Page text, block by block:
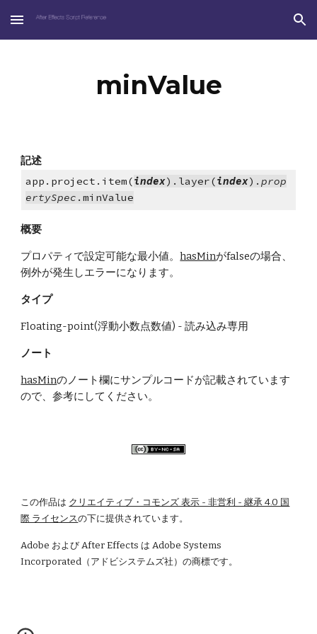
Skip to main content Skip to navigation
minValue
記述
app.project.item(index).layer(index). prop
ertySpec .minValue
概要
プロパティで設定可能な最小値。hasMinがfalseの場合、
例外が発生しエラーになります。
タイプ
Floating-point(浮動小数点数値) - 読み込み専用
ノート
hasMinのノート欄にサンプルコードが記載されています
ので、参考にしてください。
この作品は クリエイティブ・コモンズ 表示 - 非営利 - 継承 4.0 国
際 ライセンスの下に提供されています。
Adobe および After Effects は Adobe Systems
Incorporated（アドビシステムズ社）の商標です。